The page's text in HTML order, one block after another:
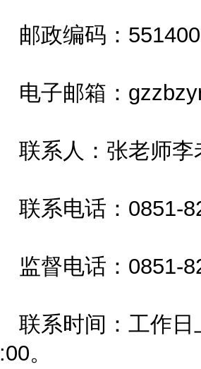
政编码：551400
子邮箱：
系人：张老师李
系电话：0851-
督电话：0851-
系时间：工作日
。